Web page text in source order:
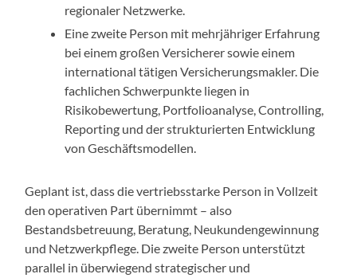
regionaler Netzwerke.
Eine zweite Person mit mehrjähriger Erfahrung
bei einem großen Versicherer sowie einem
international tätigen Versicherungsmakler. Die
fachlichen Schwerpunkte liegen in
Risikobewertung, Portfolioanalyse, Controlling,
Reporting und der strukturierten Entwicklung
von Geschäftsmodellen.
Geplant ist, dass die vertriebsstarke Person in Vollzeit
den operativen Part übernimmt – also
Bestandsbetreuung, Beratung, Neukundengewinnung
und Netzwerkpflege. Die zweite Person unterstützt
parallel in überwiegend strategischer und